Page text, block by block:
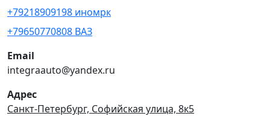
+79218909198 иномрк
+79650770808 ВАЗ
Email
integraauto@yandex.ru
Адрес
Санкт-Петербург, Софийская улица, 8к5